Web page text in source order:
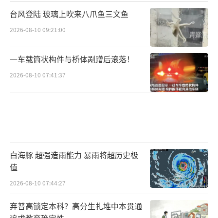
台风登陆 玻璃上吹来八爪鱼三文鱼
2026-08-10 09:21:00
一车载筒状构件与桥体剐蹭后滚落！
2026-08-10 07:41:37
白海豚 超强造雨能力 暴雨将超历史极
值
2026-08-10 07:44:27
弃普高锁定本科？高分生扎堆中本贯通